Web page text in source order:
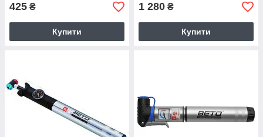
425 ₴
Купити
1 280 ₴
Купити